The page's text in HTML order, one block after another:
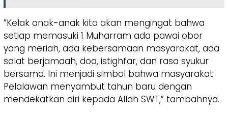
​”Kelak anak-anak kita akan mengingat bahwa
setiap memasuki 1 Muharram ada pawai obor
yang meriah, ada kebersamaan masyarakat, ada
salat berjamaah, doa, istighfar, dan rasa syukur
bersama. Ini menjadi simbol bahwa masyarakat
Pelalawan menyambut tahun baru dengan
mendekatkan diri kepada Allah SWT,” tambahnya.